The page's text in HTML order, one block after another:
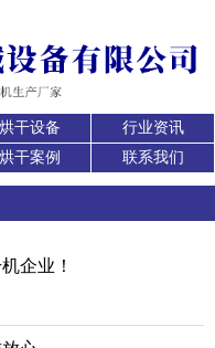
烘干设备
行业资讯
烘干案例 联系我们
企业！